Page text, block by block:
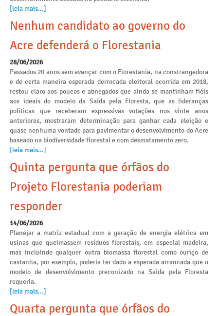
[leia mais...]
Nenhum candidato ao governo do
Acre defenderá o Florestania
28/06/2026
Passados 20 anos sem avançar com o Florestania, na constrangedora
e de certa maneira esperada derrocada eleitoral ocorrida em 2018,
restou claro aos poucos e abnegados que ainda se mantinham fiéis
aos ideais do modelo da Saída pela Floresta, que as lideranças
políticas que receberam expressivas votações nos vinte anos
anteriores, mostraram determinação para ganhar cada eleição e
quase nenhuma vontade para pavimentar o desenvolvimento do Acre
baseado na biodiversidade florestal e com desmatamento zero.
[leia mais...]
Quinta pergunta que órfãos do
Projeto Florestania poderiam
responder
14/06/2026
Planejar a matriz estadual com a geração de energia elétrica em
usinas que queimassem resíduos florestais, em especial madeira,
mas incluindo qualquer outra biomassa florestal como ouriço de
castanha, por exemplo, poderia ter dado a esperada arrancada que o
modelo de desenvolvimento preconizado na Saída pela Floresta
requeria.
[leia mais...]
Quarta pergunta que órfãos do